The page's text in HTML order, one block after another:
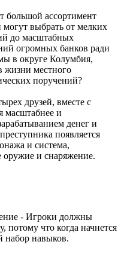
большой ассортимент
выбрать от мелких
до масштабных
огромных банков ради
в округе Колумбия,
жизни местного
поручений?
друзей, вместе с
масштабнее и
денег и
появляется
и система,
оружие и снаряжение.
- Игроки должны
потому что когда начнется
набор навыков.